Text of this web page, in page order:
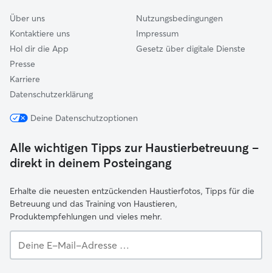
Über uns
Kontaktiere uns
Hol dir die App
Presse
Karriere
Datenschutzerklärung
Nutzungsbedingungen
Impressum
Gesetz über digitale Dienste
Deine Datenschutzoptionen
Alle wichtigen Tipps zur Haustierbetreuung –
direkt in deinem Posteingang
Erhalte die neuesten entzückenden Haustierfotos, Tipps für die
Betreuung und das Training von Haustieren,
Produktempfehlungen und vieles mehr.
E-